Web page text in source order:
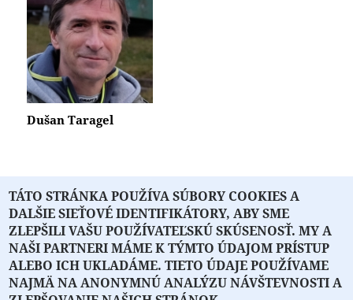
Dušan Taragel
« prvá ‹ predchádzajúca … 4 5
7
8 9 10 nasledujúca › posledná »
O PORTÁLI O DRUŽSTVE SPONZORI KONTAKT
TÁTO STRÁNKA POUŽÍVA SÚBORY COOKIES A
DALŠIE SIEŤOVÉ IDENTIFIKÁTORY, ABY SME
ZLEPŠILI VAŠU POUŽÍVATEĽSKÚ SKÚSENOSŤ. MY A
NAŠI PARTNERI MÁME K TÝMTO ÚDAJOM PRÍSTUP
ALEBO ICH UKLADÁME. TIETO ÚDAJE POUŽÍVAME
NAJMÄ NA ANONYMNÚ ANALÝZU NÁVŠTEVNOSTI A